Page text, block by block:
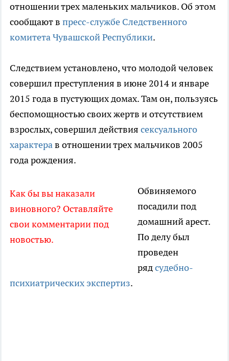
отношении трех маленьких мальчиков. Об этом
сообщают в пресс-службе Следственного
комитета Чувашской Республики.
Следствием установлено, что молодой человек
совершил преступления в июне 2014 и январе
2015 года в пустующих домах. Там он, пользуясь
беспомощностью своих жертв и отсутствием
взрослых, совершил действия сексуального
характерав отношении трех мальчиков 2005
года рождения.
Как бы вы наказали
виновного? Оставляйте
свои комментарии под
новостью.
Обвиняемого
посадили под
домашний арест.
По делу был
проведен
рядсудебно-
психиатрических экспертиз.